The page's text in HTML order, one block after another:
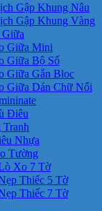
Gập Khung Nâu
Gập Khung Vàng
Giữa Mini
Giữa Bộ Số
Giữa Gắn Bloc
Giữa Dán Chữ Nổi
Điêu
Nhựa
Tường
Xo 7 Tờ
Thiếc 5 Tờ
Thiếc 7 Tờ